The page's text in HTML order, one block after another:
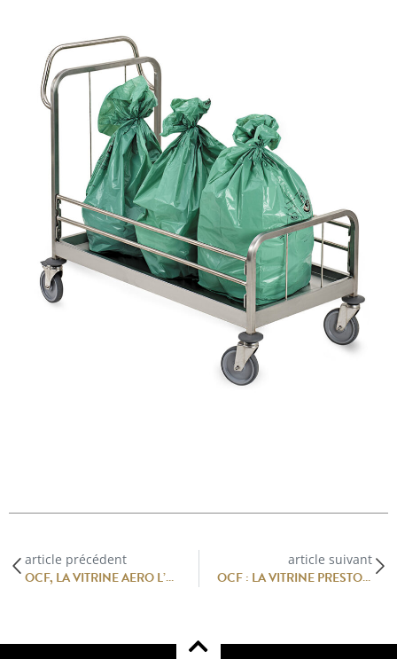
article précédent
OCF, LA VITRINE AERO L’EXCELLENCE ET L’ÉLÉGANCE EN VITRINE RÉFRIGÉRÉE
article suivant
OCF : LA VITRINE PRESTO, SUBLIMEZ VOS CRÉATIONS ET OPTIMISEZ VOTRE ESPACE.